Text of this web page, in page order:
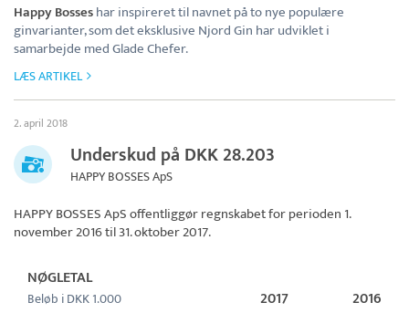
Happy Bosseshar inspireret til navnet på to nye populære
ginvarianter, som det eksklusive Njord Gin har udviklet i
samarbejde med Glade Chefer.
LÆS ARTIKEL
2. april 2018
Underskud på DKK 28.203
HAPPY BOSSES ApS
HAPPY BOSSES ApSoffentliggør regnskabet for perioden 1.
november 2016 til 31. oktober 2017.
NØGLETAL
Beløb i DKK 1.000 2017 2016